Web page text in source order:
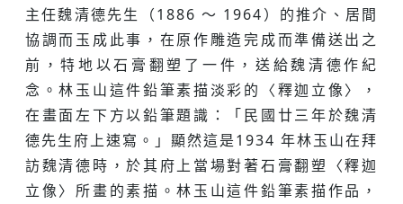
主任魏清德先生（1886 ～ 1964）的推介、居間
協調而玉成此事，在原作雕造完成而準備送出之
前，特地以石膏翻塑了一件，送給魏清德作紀
念。林玉山這件鉛筆素描淡彩的〈釋迦立像〉，
在畫面左下方以鉛筆題識：「民國廿三年於魏清
德先生府上速寫。」顯然這是1934 年林玉山在拜
訪魏清德時，於其府上當場對著石膏翻塑〈釋迦
立像〉所畫的素描。林玉山這件鉛筆素描作品，